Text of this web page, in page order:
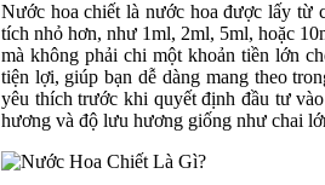
Nước hoa chiết là nước hoa được lấy từ
tích nhỏ hơn, như 1ml, 2ml, 5ml, hoặc
mà không phải chi một khoản tiền lớn
tiện lợi, giúp bạn dễ dàng mang theo
yêu thích trước khi quyết định đầu tư
hương và độ lưu hương giống như chai